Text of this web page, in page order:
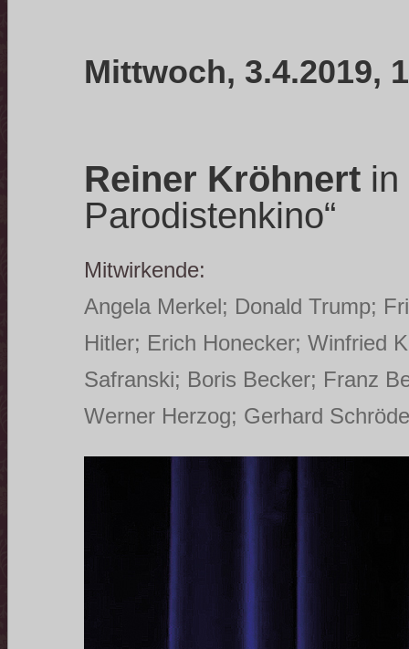
Mittwoch, 3.4.2019,
Reiner Kröhnert in
Parodistenkino“
Mitwirkende:
Angela Merkel; Donald Trump;
Hitler; Erich Honecker; Winfried
Safranski; Boris Becker; Franz
Werner Herzog; Gerhard